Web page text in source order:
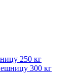
250 кг
300 кг